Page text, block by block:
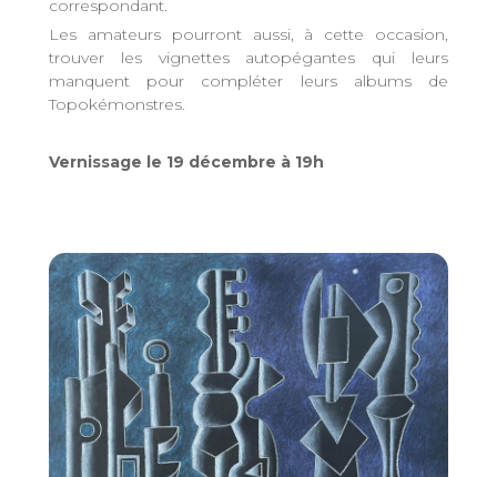
correspondant.
Les amateurs pourront aussi, à cette occasion,
trouver les vignettes autopégantes qui leurs
manquent pour compléter leurs albums de
Topokémonstres.
Vernissage le 19 décembre à 19h